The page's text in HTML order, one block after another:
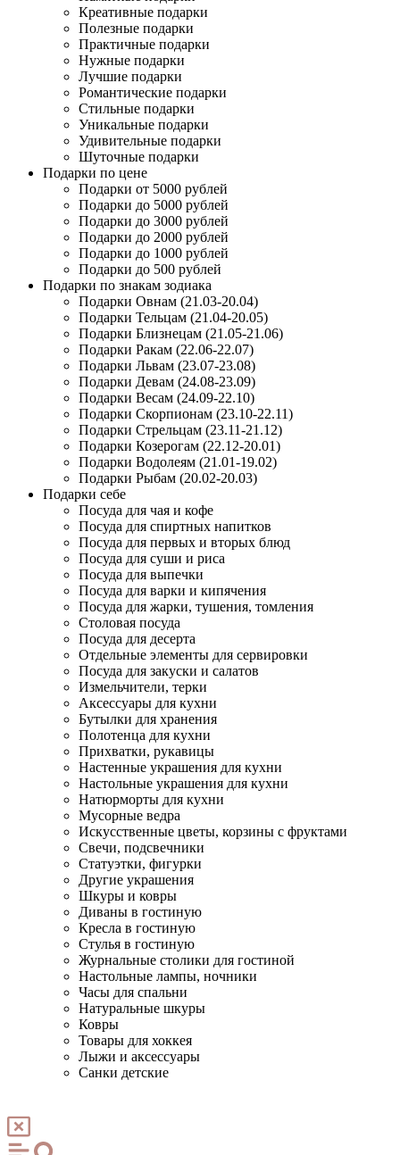
Креативные подарки
Полезные подарки
Практичные подарки
Нужные подарки
Лучшие подарки
Романтические подарки
Стильные подарки
Уникальные подарки
Удивительные подарки
Шуточные подарки
Подарки по цене
Подарки от 5000 рублей
Подарки до 5000 рублей
Подарки до 3000 рублей
Подарки до 2000 рублей
Подарки до 1000 рублей
Подарки до 500 рублей
Подарки по знакам зодиака
Подарки Овнам (21.03-20.04)
Подарки Тельцам (21.04-20.05)
Подарки Близнецам (21.05-21.06)
Подарки Ракам (22.06-22.07)
Подарки Львам (23.07-23.08)
Подарки Девам (24.08-23.09)
Подарки Весам (24.09-22.10)
Подарки Скорпионам (23.10-22.11)
Подарки Стрельцам (23.11-21.12)
Подарки Козерогам (22.12-20.01)
Подарки Водолеям (21.01-19.02)
Подарки Рыбам (20.02-20.03)
Подарки себе
Посуда для чая и кофе
Посуда для спиртных напитков
Посуда для первых и вторых блюд
Посуда для суши и риса
Посуда для выпечки
Посуда для варки и кипячения
Посуда для жарки, тушения, томления
Столовая посуда
Посуда для десерта
Отдельные элементы для сервировки
Посуда для закуски и салатов
Измельчители, терки
Аксессуары для кухни
Бутылки для хранения
Полотенца для кухни
Прихватки, рукавицы
Настенные украшения для кухни
Настольные украшения для кухни
Натюрморты для кухни
Мусорные ведра
Искусственные цветы, корзины с фруктами
Свечи, подсвечники
Статуэтки, фигурки
Другие украшения
Шкуры и ковры
Диваны в гостиную
Кресла в гостиную
Стулья в гостиную
Журнальные столики для гостиной
Настольные лампы, ночники
Часы для спальни
Натуральные шкуры
Ковры
Товары для хоккея
Лыжи и аксессуары
Санки детские